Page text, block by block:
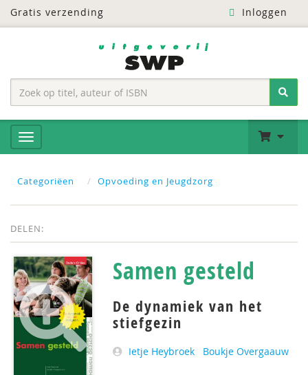
Gratis verzending Inloggen
Categoriëen Opvoeding en Jeugdzorg
DELEN:
Samen gesteld
De dynamiek van het
stiefgezin
Ietje Heybroek Boukje Overgaauw